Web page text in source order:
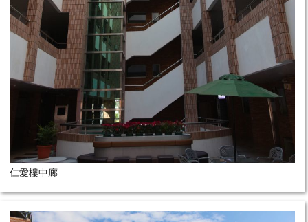
仁愛樓中廊